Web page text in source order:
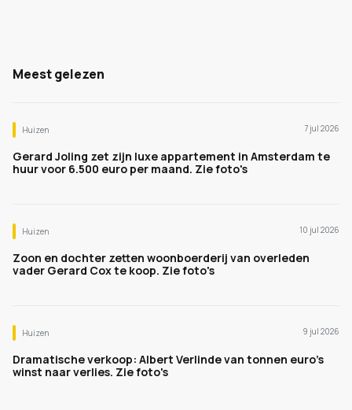
Meest gelezen
Huizen 7 jul 2026
Gerard Joling zet zijn luxe appartement in Amsterdam te
huur voor 6.500 euro per maand. Zie foto's
Huizen 10 jul 2026
Zoon en dochter zetten woonboerderij van overleden
vader Gerard Cox te koop. Zie foto's
Huizen 9 jul 2026
Dramatische verkoop: Albert Verlinde van tonnen euro's
winst naar verlies. Zie foto's